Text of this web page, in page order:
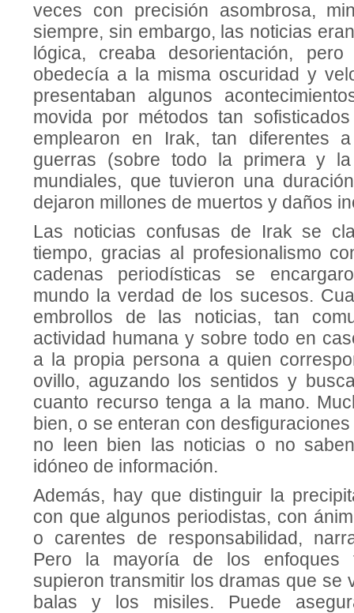
veces con precisión asombrosa,
siempre, sin embargo, las noticias
lógica, creaba desorientación,
obedecía a la misma oscuridad y
presentaban algunos
movida por métodos tan
emplearon en Irak, tan diferentes
guerras (sobre todo la primera y
mundiales, que tuvieron una
dejaron millones de muertos y daños
Las noticias confusas de Irak se
tiempo, gracias al profesionalismo
cadenas periodísticas se
mundo la verdad de los sucesos.
embrollos de las noticias, tan
actividad humana y sobre todo en
a la propia persona a quien
ovillo, aguzando los sentidos y
cuanto recurso tenga a la mano.
bien, o se enteran con
no leen bien las noticias o no
idóneo de información.
Además, hay que distinguir la
con que algunos periodistas, con
o carentes de responsabilidad,
Pero la mayoría de los enfoques
supieron transmitir los dramas que se
balas y los misiles. Puede